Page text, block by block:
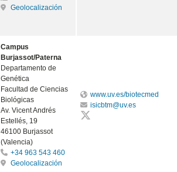
Geolocalización
Campus
Burjassot/Paterna
Departamento de
Genética
Facultad de Ciencias
Biológicas
Av. Vicent Andrés
Estellés, 19
46100 Burjassot
(Valencia)
+34 963 543 460
Geolocalización
www.uv.es/biotecmed
isicbtm@uv.es